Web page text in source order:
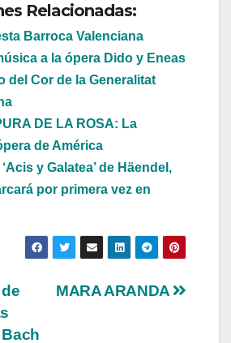
Relacionadas:
Barroca Valenciana
a la ópera Dido y Eneas
del Cor de la Generalitat
DE LA ROSA: La
de América
y Galatea’ de Häendel,
por primera vez en
MARA ARANDA